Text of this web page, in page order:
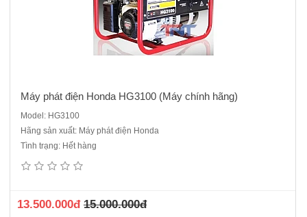
Máy phát điện Honda HG3100 (Máy chính hãng)
Model: HG3100
Hãng sản xuất: Máy phát điện Honda
Tình trạng: Hết hàng
13.500.000đ 15.000.000đ
Máy phát điện Honda KYO THG 2500 ( Honda Chính hãng)Nhà sản
AnhHệ thống khởi động: Mâm giậtHệ thống đánh lửa: C.D.ICông suất